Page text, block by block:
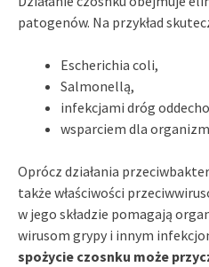
patogenów. Na przykład
Escherichia coli,
Salmonellą,
infekcjami dróg
wsparciem dla
Oprócz działania
także właściwości
w jego składzie pomagają
wirusom grypy i innym
spożycie czosnku może